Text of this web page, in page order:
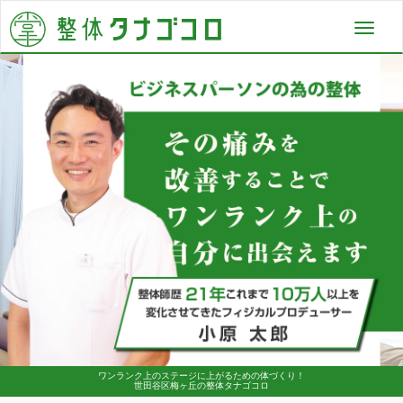
ワンランク上のステージに上がるための体づくり！
世田谷区梅ヶ丘の整体タナゴコロ